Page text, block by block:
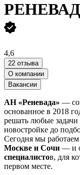
4,6
22 отзыва
О компании
Вакансии
АН «Реневада» —
основанное в 2018
решать любые
новостройке до
Сегодня мы
Москве и Сочи — и
специалистов, для
первом месте.